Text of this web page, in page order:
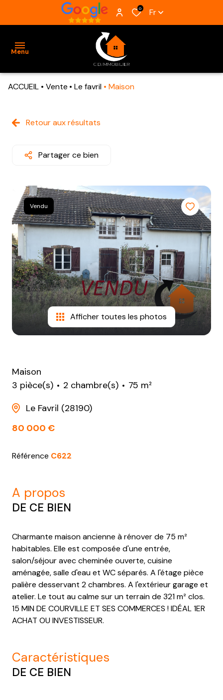
0 Fr
Menu
VENTES
VENDUS
ALERTE
E-MAIL
NOTRE
AGENCE
CONTACT
ACCUEIL Vente Le favril Maison
Retour aux résultats
Partager ce bien
Vendu
Afficher toutes les photos
Maison
3 pièce(s)
2 chambre(s)
75 m²
Le Favril (28190)
80 000 €
Référence C622
a propos
DE CE BIEN
Charmante maison ancienne à rénover de 75 m²
habitables. Elle est composée d'une entrée,
salon/séjour avec cheminée ouverte, cuisine
aménagée, salle d'eau et WC séparés. A l'étage pièce
palière desservant 2 chambres. A l'extérieur garage et
atelier. Le tout au calme sur un terrain de 321 m² clos.
15 MIN DE COURVILLE ET SES COMMERCES ! IDÉAL 1ER
ACHAT OU INVESTISSEUR.
caractéristiques
DE CE BIEN